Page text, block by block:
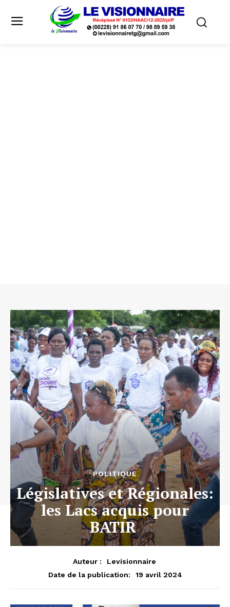
POLITIQUE
Législatives et Régionales:
les Lacs acquis pour
BATIR
Auteur :
Levisionnaire
Date de la publication:
19 avril 2024